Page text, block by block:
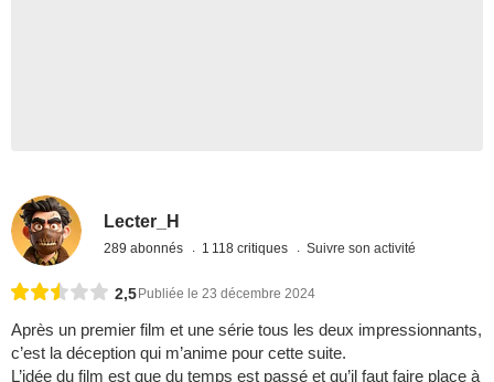
Lecter_H
289 abonnés 1 118 critiques Suivre son activité
2,5 Publiée le 23 décembre 2024
Après un premier film et une série tous les deux impressionnants,
c’est la déception qui m’anime pour cette suite.
L’idée du film est que du temps est passé et qu’il faut faire place à